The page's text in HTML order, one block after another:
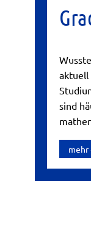
aktuell
sind
mehr